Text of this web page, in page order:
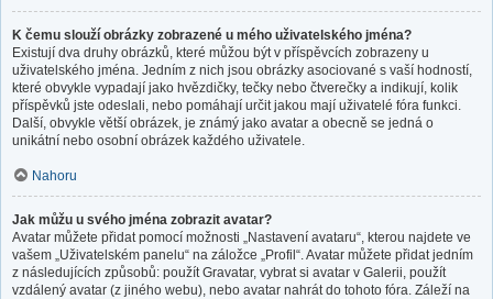
K čemu slouží obrázky zobrazené u mého uživatelského jména?
Existují dva druhy obrázků, které můžou být v příspěvcích zobrazeny u
uživatelského jména. Jedním z nich jsou obrázky asociované s vaší hodností,
které obvykle vypadají jako hvězdičky, tečky nebo čtverečky a indikují, kolik
příspěvků jste odeslali, nebo pomáhají určit jakou mají uživatelé fóra funkci.
Další, obvykle větší obrázek, je známý jako avatar a obecně se jedná o
unikátní nebo osobní obrázek každého uživatele.
Nahoru
Jak můžu u svého jména zobrazit avatar?
Avatar můžete přidat pomocí možnosti „Nastavení avataru“, kterou najdete ve
vašem „Uživatelském panelu“ na záložce „Profil“. Avatar můžete přidat jedním
z následujících způsobů: použít Gravatar, vybrat si avatar v Galerii, použít
vzdálený avatar (z jiného webu), nebo avatar nahrát do tohoto fóra. Záleží na